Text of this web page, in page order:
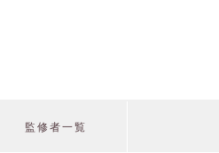
監修者一覧